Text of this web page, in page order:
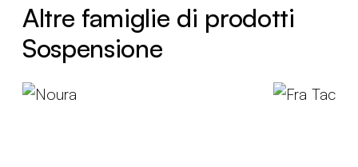
Altre famiglie di prodotti
Sospensione